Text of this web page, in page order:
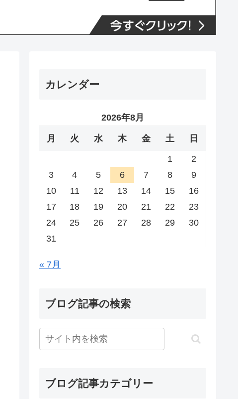
カレンダー
2026年8月
月 火 水 木 金 土 日
1
2
3
4 5 6 7 8
9
10
11 12 13 14 15
16
17
18 19 20 21 22
23
24
25 26 27 28 29
30
31
« 7月
ブログ記事の検索
ブログ記事カテゴリー